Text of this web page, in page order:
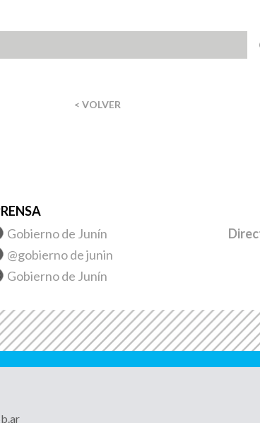
< VOLVER
Gobierno de Junín
@gobierno de junin
Gobierno de Junín